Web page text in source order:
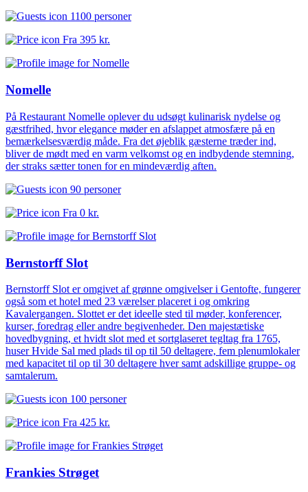
1100 personer
Fra 395 kr.
Nomelle
På Restaurant Nomelle oplever du udsøgt kulinarisk nydelse og
gæstfrihed, hvor elegance møder en afslappet atmosfære på en
bemærkelsesværdig måde. Fra det øjeblik gæsterne træder ind,
bliver de mødt med en varm velkomst og en indbydende stemning,
der straks sætter tonen for en mindeværdig aften.
90 personer
Fra 0 kr.
Bernstorff Slot
Bernstorff Slot er omgivet af grønne omgivelser i Gentofte, fungerer
også som et hotel med 23 værelser placeret i og omkring
Kavalergangen. Slottet er det ideelle sted til møder, konferencer,
kurser, foredrag eller andre begivenheder. Den majestætiske
hovedbygning, et hvidt slot med et sortglaseret tegltag fra 1765,
huser Hvide Sal med plads til op til 50 deltagere, fem plenumlokaler
med kapacitet til op til 30 deltagere hver samt adskillige gruppe- og
samtalerum.
100 personer
Fra 425 kr.
Frankies Strøget